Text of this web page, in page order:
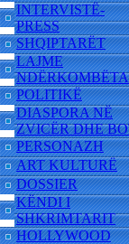
INTERVISTË-
PRESS
SHQIPTARËT
LAJME
POLITIKË
DIASPORA NË
ZVICËR DHE
PERSONAZH
ART KULTURË
DOSSIER
KËNDI I
SHKRIMTARIT
HOLLYWOOD